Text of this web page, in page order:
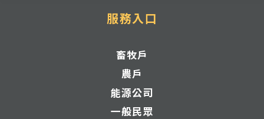
服務入口
畜牧戶
農戶
能源公司
一般民眾